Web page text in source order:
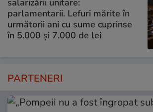
salarizării unitare:
parlamentarii. Lefuri mărite în
următorii ani cu sume cuprinse
în 5.000 și 7.000 de lei
PARTENERI